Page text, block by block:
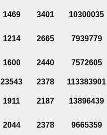
1469 3401 10300035
1214 2665 7939779
1600 2440 7572605
23543 2378
113383901
1911 2187 13896439
2044 2378 9665359